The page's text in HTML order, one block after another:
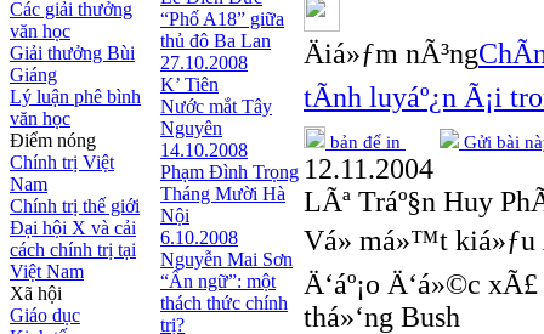
Các giải thưởng
văn học
Giải thưởng Bùi
Giáng
Lý luận phê bình
văn học
Điểm nóng
Chính trị Việt
Nam
Chính trị thế giới
Đại hội X và cải
cách chính trị tại
Việt Nam
Xã hội
Giáo dục
“Phố A18” giữa
thủ đô Ba Lan
27.10.2008
K’ Tiên
Nước mắt Tây
Nguyên
14.10.2008
Phạm Đình Trọng
Tháng Mười Hà
Nội
6.10.2008
Nguyễn Mai Sơn
“Ẩn ngữ”: một
thách thức chính
trị?
Äiá»ƒm nÃ³ng
tÃ­nh luyáº¿n Ã¡i
bản để in Gửi bài
12.11.2004
LÃª Tráº§n Huy
Vá» má»™t kiá»ƒu
Ä‘áº¡o Ä‘á»©c
thá»‘ng Bush